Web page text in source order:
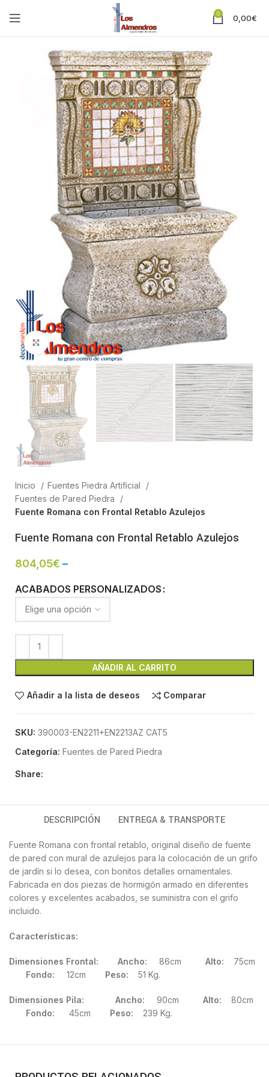
0 0,00€
Clic para ampliar
Inicio
Fuentes Piedra Artificial
Fuentes de Pared Piedra
Fuente Romana con Frontal Retablo Azulejos
Fuente Romana con Frontal Retablo Azulejos
804,05€ –
ACABADOS PERSONALIZADOS
AÑADIR AL CARRITO
Añadir a la lista de deseos Comparar
SKU: 390003-EN2211+EN2213AZ CAT5
Categoría: Fuentes de Pared Piedra
Share:
DESCRIPCIÓN ENTREGA & TRANSPORTE
Fuente Romana con frontal retablo, original diseño de fuente
de pared con mural de azulejos para la colocación de un grifo
de jardín si lo desea, con bonitos detalles ornamentales.
Fabricada en dos piezas de hormigón armado en diferentes
colores y excelentes acabados, se suministra con el grifo
incluido.
Características:
Dimensiones Frontal: Ancho: 86cm Alto:
75cm
Fondo:
12cm Peso: 51 Kg.
Dimensiones Pila: Ancho: 90cm Alto: 80cm
Fondo:
45cm Peso: 239 Kg.